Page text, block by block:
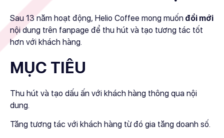
Sau 13 năm hoạt động, Helio Coffee mong muốn đổi mới
nội dung trên fanpage để thu hút và tạo tương tác tốt
hơn với khách hàng.
MỤC TIÊU
Thu hút và tạo dấu ấn với khách hàng thông qua nội
dung.
Tăng tương tác với khách hàng từ đó gia tăng doanh số.